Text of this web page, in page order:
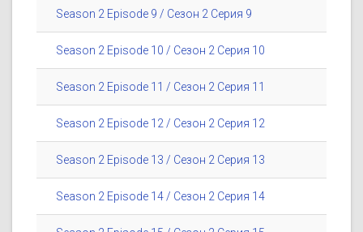
Season 2 Episode 9 / Сезон 2 Серия 9
Season 2 Episode 10 / Сезон 2 Серия 10
Season 2 Episode 11 / Сезон 2 Серия 11
Season 2 Episode 12 / Сезон 2 Серия 12
Season 2 Episode 13 / Сезон 2 Серия 13
Season 2 Episode 14 / Сезон 2 Серия 14